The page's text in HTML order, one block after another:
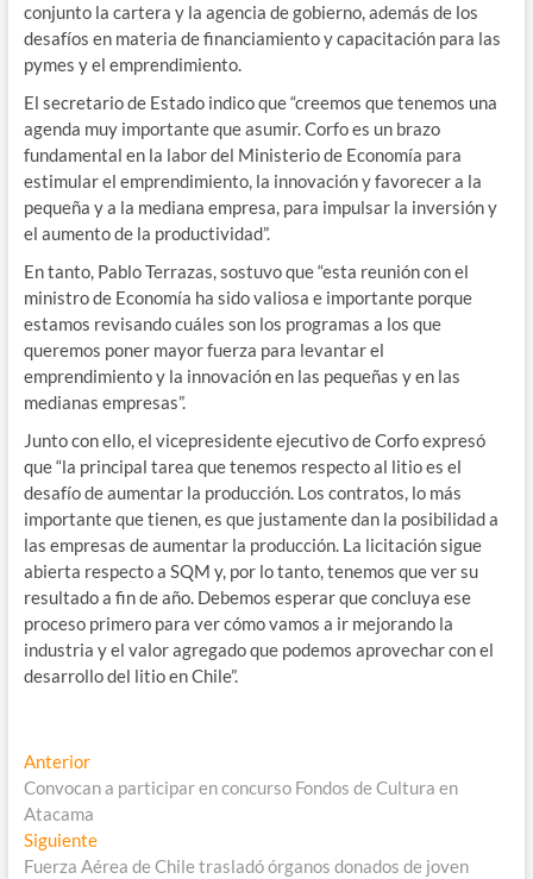
conjunto la cartera y la agencia de gobierno, además de los
desafíos en materia de financiamiento y capacitación para las
pymes y el emprendimiento.
El secretario de Estado indico que “creemos que tenemos una
agenda muy importante que asumir. Corfo es un brazo
fundamental en la labor del Ministerio de Economía para
estimular el emprendimiento, la innovación y favorecer a la
pequeña y a la mediana empresa, para impulsar la inversión y
el aumento de la productividad”.
En tanto, Pablo Terrazas, sostuvo que “esta reunión con el
ministro de Economía ha sido valiosa e importante porque
estamos revisando cuáles son los programas a los que
queremos poner mayor fuerza para levantar el
emprendimiento y la innovación en las pequeñas y en las
medianas empresas”.
Junto con ello, el vicepresidente ejecutivo de Corfo expresó
que “la principal tarea que tenemos respecto al litio es el
desafío de aumentar la producción. Los contratos, lo más
importante que tienen, es que justamente dan la posibilidad a
las empresas de aumentar la producción. La licitación sigue
abierta respecto a SQM y, por lo tanto, tenemos que ver su
resultado a fin de año. Debemos esperar que concluya ese
proceso primero para ver cómo vamos a ir mejorando la
industria y el valor agregado que podemos aprovechar con el
desarrollo del litio en Chile”.
Navegación
de
entradas
AnteriorEntrada
anterior:
Convocan a participar en concurso Fondos de Cultura en
Atacama
SiguienteEntrada
siguiente:
Fuerza Aérea de Chile trasladó órganos donados de joven